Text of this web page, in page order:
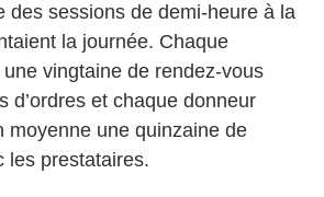
des sessions de demi-heure à la
la journée. Chaque
vingtaine de rendez-vous
d’ordres et chaque donneur
moyenne une quinzaine de
les prestataires.